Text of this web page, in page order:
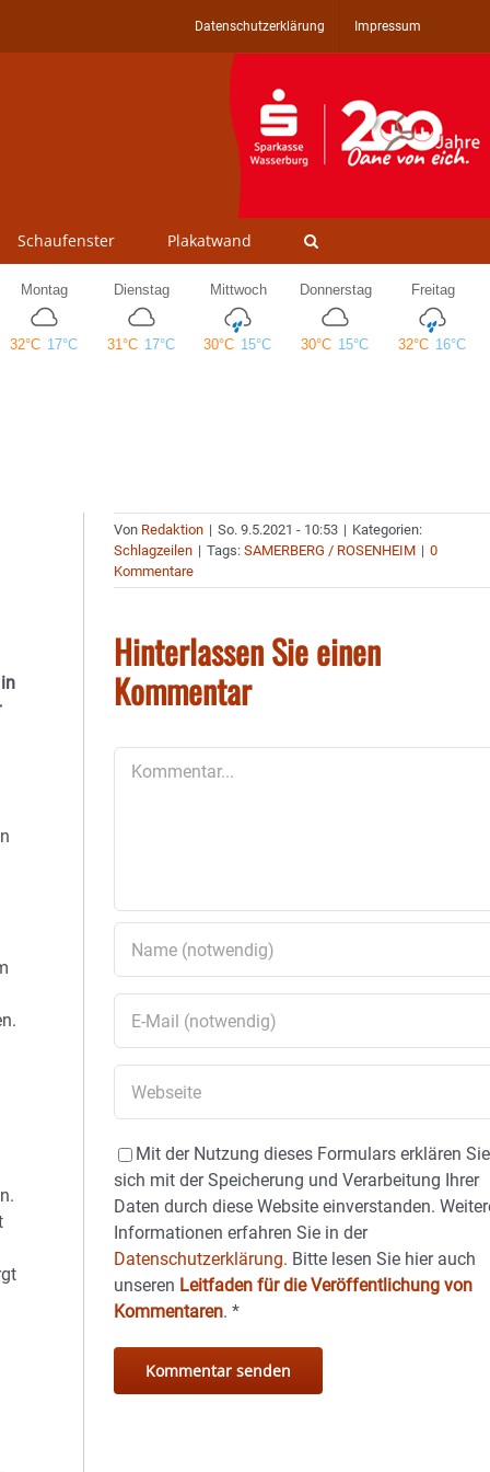
Datenschutzerklärung Impressum
Schaufenster Plakatwand
Von Redaktion | So. 9.5.2021 - 10:53 | Kategorien:
Schlagzeilen | Tags:SAMERBERG / ROSENHEIM | 0
Kommentare
Hinterlassen Sie einen
Kommentar
Mit der Nutzung dieses Formulars erklären Sie
sich mit der Speicherung und Verarbeitung Ihrer
Daten durch diese Website einverstanden.
Informationen erfahren Sie in der
Datenschutzerklärung. Bitte lesen Sie hier auch
unseren Leitfaden für die Veröffentlichung von
Kommentaren.*